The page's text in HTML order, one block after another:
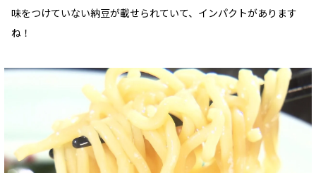
味をつけていない納豆が載せられていて、インパクトがあります
ね！